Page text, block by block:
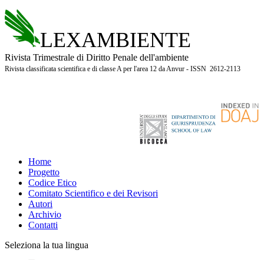
LEXAMBIENTE
Rivista Trimestrale di Diritto Penale dell'ambiente
Rivista classificata scientifica e di classe A per l'area 12 da Anvur - ISSN 2612-2113
Home
Progetto
Codice Etico
Comitato Scientifico e dei Revisori
Autori
Archivio
Contatti
Seleziona la tua lingua